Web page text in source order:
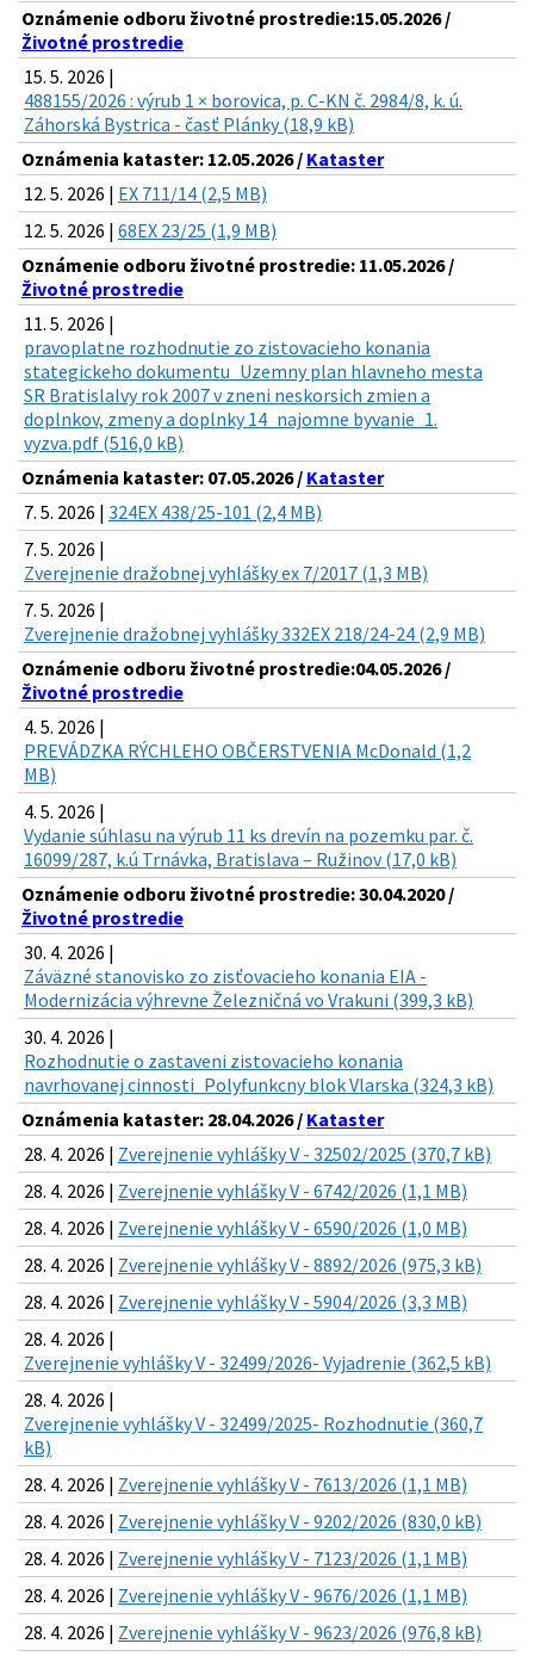
Oznámenie odboru životné prostredie:15.05.2026 /
Životné prostredie
15. 5. 2026 |
488155/2026 : výrub 1 × borovica, p. C-KN č. 2984/8, k. ú.
Záhorská Bystrica - časť Plánky (18,9 kB)
Oznámenia kataster: 12.05.2026 / Kataster
12. 5. 2026 | EX 711/14 (2,5 MB)
12. 5. 2026 | 68EX 23/25 (1,9 MB)
Oznámenie odboru životné prostredie: 11.05.2026 /
Životné prostredie
11. 5. 2026 |
pravoplatne rozhodnutie zo zistovacieho konania
stategickeho dokumentu_Uzemny plan hlavneho mesta
SR Bratislalvy rok 2007 v zneni neskorsich zmien a
doplnkov, zmeny a doplnky 14_najomne byvanie_1.
vyzva.pdf (516,0 kB)
Oznámenia kataster: 07.05.2026 / Kataster
7. 5. 2026 | 324EX 438/25-101 (2,4 MB)
7. 5. 2026 |
Zverejnenie dražobnej vyhlášky ex 7/2017 (1,3 MB)
7. 5. 2026 |
Zverejnenie dražobnej vyhlášky 332EX 218/24-24 (2,9 MB)
Oznámenie odboru životné prostredie:04.05.2026 /
Životné prostredie
4. 5. 2026 |
PREVÁDZKA RÝCHLEHO OBČERSTVENIA McDonald (1,2
MB)
4. 5. 2026 |
Vydanie súhlasu na výrub 11 ks drevín na pozemku par. č.
16099/287, k.ú Trnávka, Bratislava – Ružinov (17,0 kB)
Oznámenie odboru životné prostredie: 30.04.2020 /
Životné prostredie
30. 4. 2026 |
Záväzné stanovisko zo zisťovacieho konania EIA -
Modernizácia výhrevne Železničná vo Vrakuni (399,3 kB)
30. 4. 2026 |
Rozhodnutie o zastaveni zistovacieho konania
navrhovanej cinnosti_Polyfunkcny blok Vlarska (324,3 kB)
Oznámenia kataster: 28.04.2026 / Kataster
28. 4. 2026 | Zverejnenie vyhlášky V - 32502/2025 (370,7 kB)
28. 4. 2026 | Zverejnenie vyhlášky V - 6742/2026 (1,1 MB)
28. 4. 2026 | Zverejnenie vyhlášky V - 6590/2026 (1,0 MB)
28. 4. 2026 | Zverejnenie vyhlášky V - 8892/2026 (975,3 kB)
28. 4. 2026 | Zverejnenie vyhlášky V - 5904/2026 (3,3 MB)
28. 4. 2026 |
Zverejnenie vyhlášky V - 32499/2026- Vyjadrenie (362,5 kB)
28. 4. 2026 |
Zverejnenie vyhlášky V - 32499/2025- Rozhodnutie (360,7
kB)
28. 4. 2026 | Zverejnenie vyhlášky V - 7613/2026 (1,1 MB)
28. 4. 2026 | Zverejnenie vyhlášky V - 9202/2026 (830,0 kB)
28. 4. 2026 | Zverejnenie vyhlášky V - 7123/2026 (1,1 MB)
28. 4. 2026 | Zverejnenie vyhlášky V - 9676/2026 (1,1 MB)
28. 4. 2026 | Zverejnenie vyhlášky V - 9623/2026 (976,8 kB)